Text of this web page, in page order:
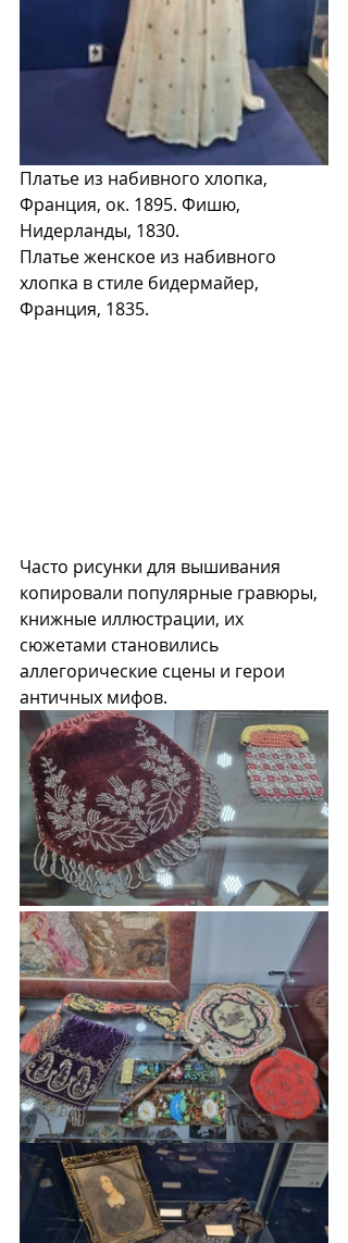
Платье из набивного хлопка,
Франция, ок. 1895. Фишю,
Нидерланды, 1830.
Платье женское из набивного
хлопка в стиле бидермайер,
Франция, 1835.
Часто рисунки для вышивания
копировали популярные гравюры,
книжные иллюстрации, их
сюжетами становились
аллегорические сцены и герои
античных мифов.